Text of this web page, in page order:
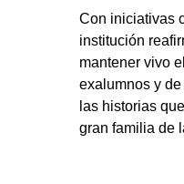
Con iniciativas
institución
mantener vivo
exalumnos y
las historias
gran familia de